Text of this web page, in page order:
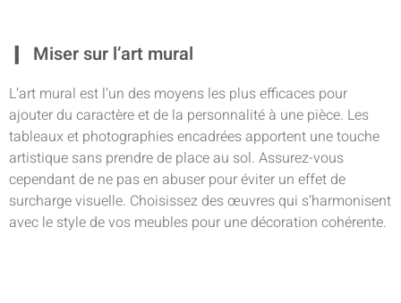
Miser sur l’art mural
L’art mural est l’un des moyens les plus efficaces pour
ajouter du caractère et de la personnalité à une pièce. Les
tableaux et photographies encadrées apportent une touche
artistique sans prendre de place au sol. Assurez-vous
cependant de ne pas en abuser pour éviter un effet de
surcharge visuelle. Choisissez des œuvres qui s’harmonisent
avec le style de vos meubles pour une décoration cohérente.